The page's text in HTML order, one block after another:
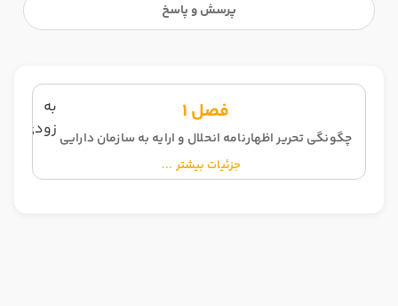
پرسش و پاسخ
فصل 1
چگونگی تحریر اظهارنامه انحلال و ارایه به سازمان دارایی
جزئیات بیشتر ...
به
زودی